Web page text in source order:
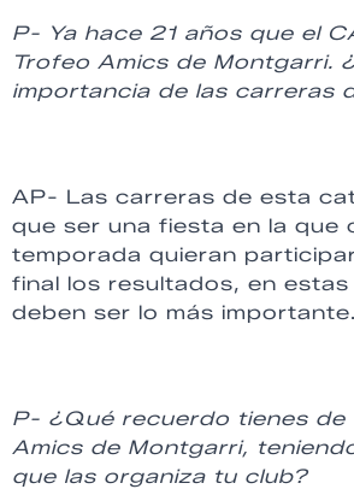
P- Ya hace 21 años que el
Trofeo Amics de Montgarri.
importancia de las carreras
AP- Las carreras de esta
que ser una fiesta en la que
temporada quieran
final los resultados, en
deben ser lo más importante.
P- ¿Qué recuerdo tienes de
Amics de Montgarri,
que las organiza tu club?